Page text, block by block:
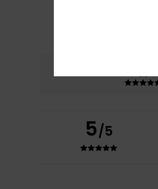
5.0
5/5